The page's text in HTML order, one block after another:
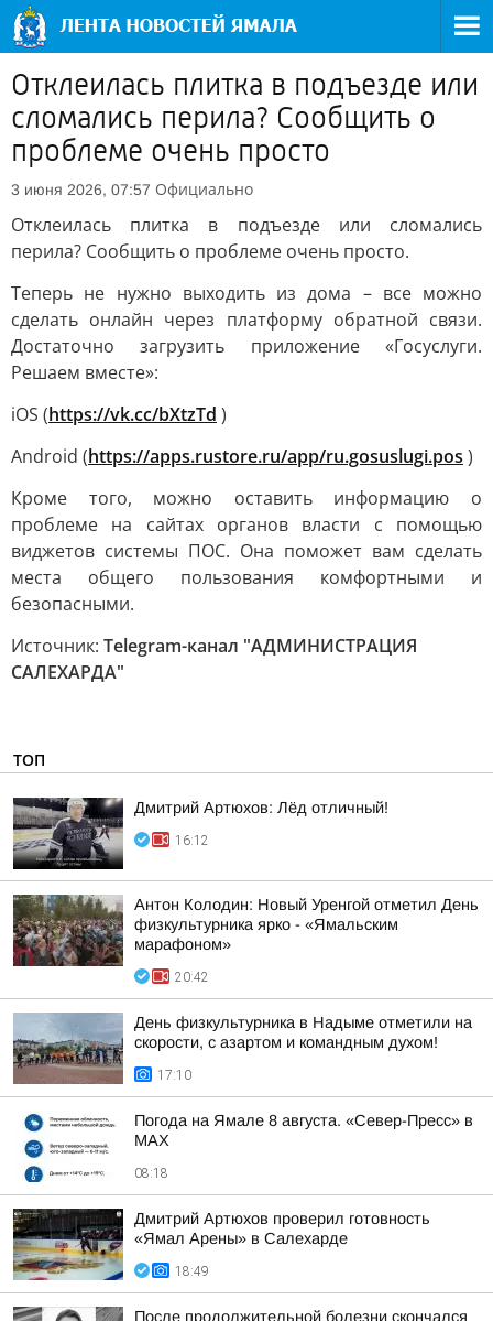
Отклеилась плитка в подъезде или
сломались перила? Сообщить о
проблеме очень просто
3 июня 2026, 07:57 Официально
Отклеилась плитка в подъезде или сломались
перила? Сообщить о проблеме очень просто.
Теперь не нужно выходить из дома – все можно
сделать онлайн через платформу обратной связи.
Достаточно загрузить приложение «Госуслуги.
Решаем вместе»:
iOS (https://vk.cc/bXtzTd )
Android (https://apps.rustore.ru/app/ru.gosuslugi.pos )
Кроме того, можно оставить информацию о
проблеме на сайтах органов власти с помощью
виджетов системы ПОС. Она поможет вам сделать
места общего пользования комфортными и
безопасными.
Источник: Telegram-канал "АДМИНИСТРАЦИЯ
САЛЕХАРДА"
ТОП
Дмитрий Артюхов: Лёд отличный!
16:12
Антон Колодин: Новый Уренгой отметил День
физкультурника ярко - «Ямальским
марафоном»
20:42
День физкультурника в Надыме отметили на
скорости, с азартом и командным духом!
17:10
Погода на Ямале 8 августа. «Север-Пресс» в
MAX
08:18
Дмитрий Артюхов проверил готовность
«Ямал Арены» в Салехарде
18:49
После продолжительной болезни скончался